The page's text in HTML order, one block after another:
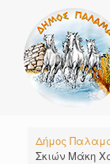
content
Δήμος
Σκιών Μάκη